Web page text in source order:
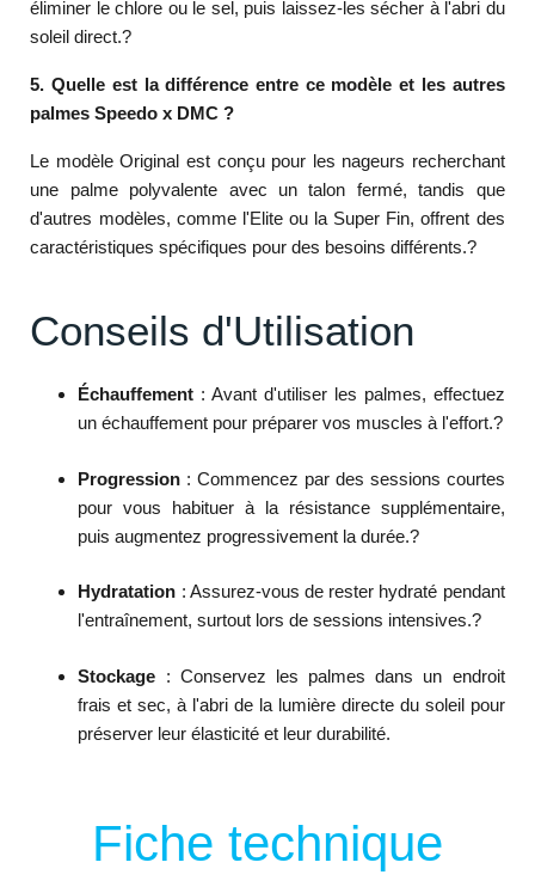
éliminer le chlore ou le sel, puis laissez-les sécher à l'abri du
soleil direct.?
5. Quelle est la différence entre ce modèle et les autres
palmes Speedo x DMC ?
Le modèle Original est conçu pour les nageurs recherchant
une palme polyvalente avec un talon fermé, tandis que
d'autres modèles, comme l'Elite ou la Super Fin, offrent des
caractéristiques spécifiques pour des besoins différents.?
Conseils d'Utilisation
Échauffement :Avant d'utiliser les palmes, effectuez
un échauffement pour préparer vos muscles à l'effort.?
Progression :Commencez par des sessions courtes
pour vous habituer à la résistance supplémentaire,
puis augmentez progressivement la durée.?
Hydratation : Assurez-vous de rester hydraté pendant
l'entraînement, surtout lors de sessions intensives.?
Stockage : Conservez les palmes dans un endroit
frais et sec, à l'abri de la lumière directe du soleil pour
préserver leur élasticité et leur durabilité.
Fiche technique